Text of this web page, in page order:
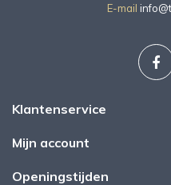
E-mail
Klantenservice
Mijn account
Openingstijden